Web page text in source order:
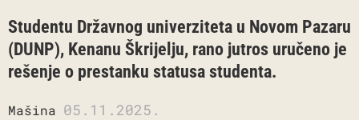
Studentu Državnog univerziteta u Novom Pazaru
(DUNP), Kenanu Škrijelju, rano jutros uručeno je
rešenje o prestanku statusa studenta.
Mašina 05.11.2025.